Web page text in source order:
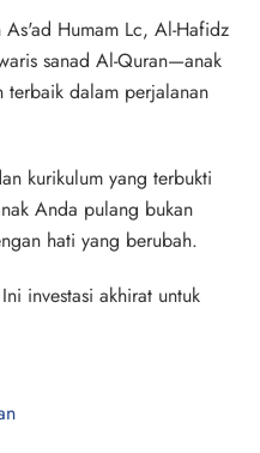
As'ad Humam Lc, Al-Hafidz
sanad Al-Quran—anak
dalam perjalanan
kurikulum yang terbukti
Anda pulang bukan
hati yang berubah.
investasi akhirat untuk